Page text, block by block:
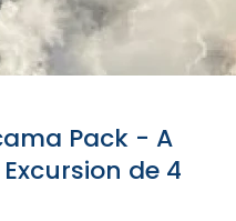
Pack - A
de 4